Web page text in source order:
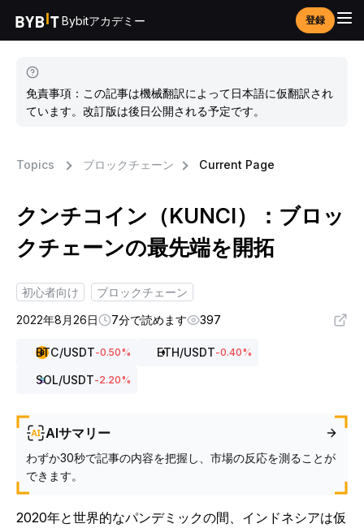
Bybitアカデミー 登録
免責事項：この記事は機械翻訳によって日本語に仮翻訳され
ています。改訂版は後日公開される予定です。
Topics ブロックチェーン Current Page
クンチコイン（KUNCI）：ブロッ
クチェーンの最先端を開拓
初心者向け
ブロックチェーン
2022年8月26日
7分で読めます 397
BTC/USDT-0.50% ETH/USDT-0.40%
SOL/USDT-2.20%
AIサマリー
わずか30秒で記事の内容を把握し、市場の反応を測ることが
できます。
2020年と世界的なパンデミックの間、インドネシアは仮